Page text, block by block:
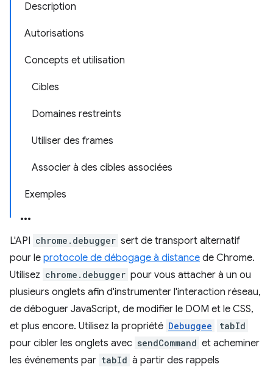
Description
Autorisations
Concepts et utilisation
Cibles
Domaines restreints
Utiliser des frames
Associer à des cibles associées
Exemples
L'API chrome.debugger sert de transport alternatif
pour le protocole de débogage à distance de Chrome.
Utilisez chrome.debugger pour vous attacher à un ou
plusieurs onglets afin d'instrumenter l'interaction réseau,
de déboguer JavaScript, de modifier le DOM et le CSS,
et plus encore. Utilisez la propriété Debuggee tabId
pour cibler les onglets avec sendCommand et acheminer
les événements par tabId à partir des rappels